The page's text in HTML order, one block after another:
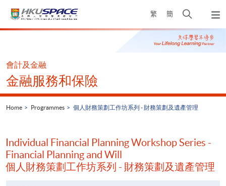
繁 簡
Open
search
panel
Main
會計及金融
金融服務和保險
Home Programmes 個人財務策劃工作坊系列 - 財務策劃及遺產管理
Individual Financial Planning Workshop Series -
Financial Planning and Will
個人財務策劃工作坊系列 - 財務策劃及遺產管理